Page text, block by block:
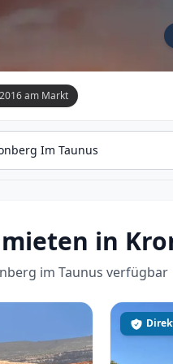
am Markt
in
im Taunus verfügbar